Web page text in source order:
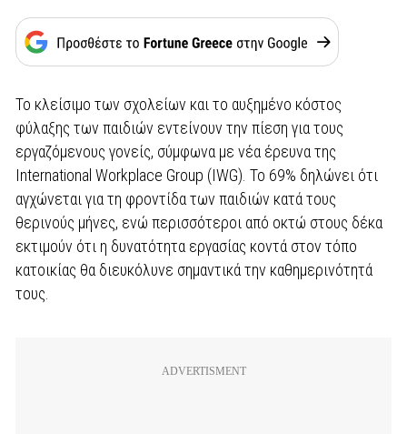
Το κλείσιμο των σχολείων και το αυξημένο κόστος
φύλαξης των παιδιών εντείνουν την πίεση για τους
εργαζόμενους γονείς, σύμφωνα με νέα έρευνα της
International Workplace Group (IWG). Το 69% δηλώνει ότι
αγχώνεται για τη φροντίδα των παιδιών κατά τους
θερινούς μήνες, ενώ περισσότεροι από οκτώ στους δέκα
εκτιμούν ότι η δυνατότητα εργασίας κοντά στον τόπο
κατοικίας θα διευκόλυνε σημαντικά την καθημερινότητά
τους.